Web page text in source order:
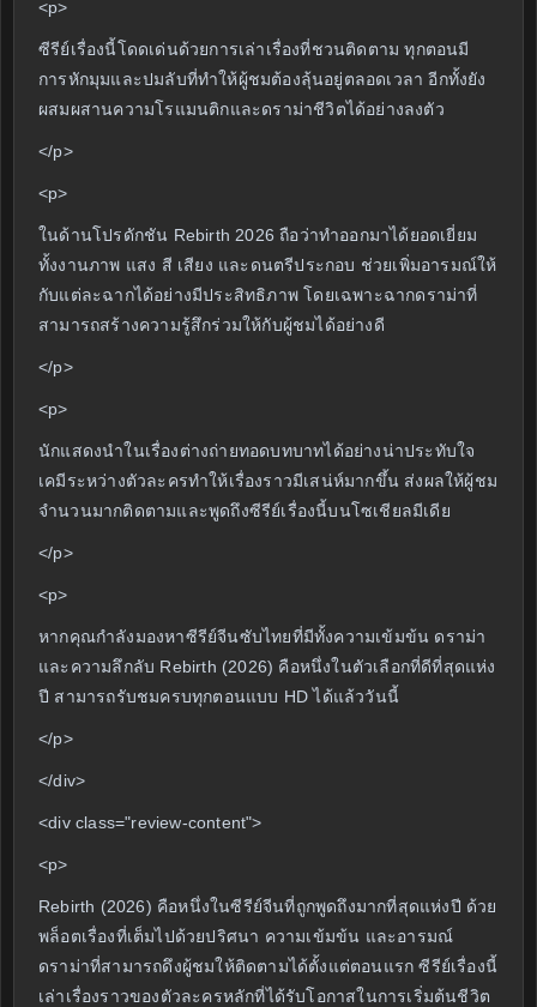
<p>
ซีรีย์เรื่องนี้โดดเด่นด้วยการเล่าเรื่องที่ชวนติดตาม ทุกตอนมี
การหักมุมและปมลับที่ทำให้ผู้ชมต้องลุ้นอยู่ตลอดเวลา อีกทั้งยัง
ผสมผสานความโรแมนติกและดราม่าชีวิตได้อย่างลงตัว
</p>
<p>
ในด้านโปรดักชัน Rebirth 2026 ถือว่าทำออกมาได้ยอดเยี่ยม
ทั้งงานภาพ แสง สี เสียง และดนตรีประกอบ ช่วยเพิ่มอารมณ์ให้
กับแต่ละฉากได้อย่างมีประสิทธิภาพ โดยเฉพาะฉากดราม่าที่
สามารถสร้างความรู้สึกร่วมให้กับผู้ชมได้อย่างดี
</p>
<p>
นักแสดงนำในเรื่องต่างถ่ายทอดบทบาทได้อย่างน่าประทับใจ
เคมีระหว่างตัวละครทำให้เรื่องราวมีเสน่ห์มากขึ้น ส่งผลให้ผู้ชม
จำนวนมากติดตามและพูดถึงซีรีย์เรื่องนี้บนโซเชียลมีเดีย
</p>
<p>
หากคุณกำลังมองหาซีรีย์จีนซับไทยที่มีทั้งความเข้มข้น ดราม่า
และความลึกลับ Rebirth (2026) คือหนึ่งในตัวเลือกที่ดีที่สุดแห่ง
ปี สามารถรับชมครบทุกตอนแบบ HD ได้แล้ววันนี้
</p>
</div>
<div class="review-content">
<p>
Rebirth (2026) คือหนึ่งในซีรีย์จีนที่ถูกพูดถึงมากที่สุดแห่งปี ด้วย
พล็อตเรื่องที่เต็มไปด้วยปริศนา ความเข้มข้น และอารมณ์
ดราม่าที่สามารถดึงผู้ชมให้ติดตามได้ตั้งแต่ตอนแรก ซีรีย์เรื่องนี้
เล่าเรื่องราวของตัวละครหลักที่ได้รับโอกาสในการเริ่มต้นชีวิต